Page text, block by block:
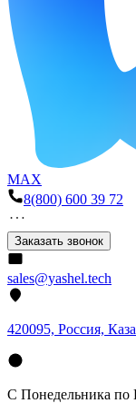
MAX
8(800) 600 39 72
Заказать звонок
sales@yashel.tech
420095, Россия,
С Понедельника по